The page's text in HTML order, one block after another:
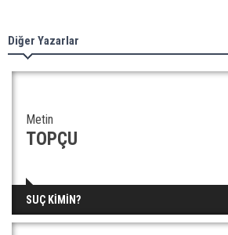
Diğer Yazarlar
Metin
TOPÇU
SUÇ KİMİN?